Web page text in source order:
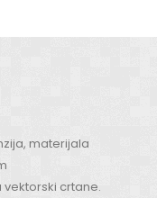
materijala
vektorski crtane.